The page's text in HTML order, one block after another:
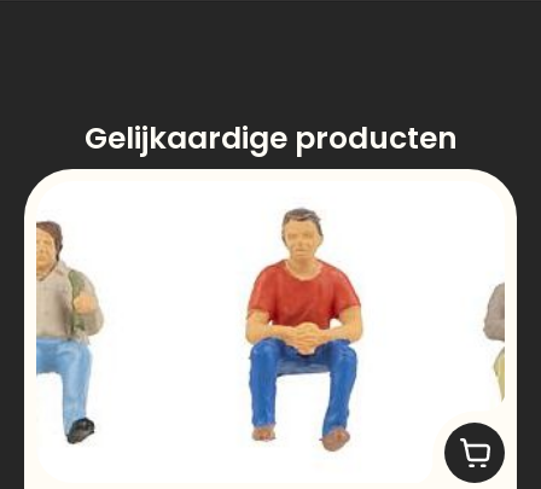
Gelijkaardige producten